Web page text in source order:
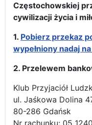
Częstochowskiej
cywilizacji życia i
1. Pobierz przekaz
wypełniony nadaj
2. Przelewem
Klub Przyjaciół
ul. Jaśkowa Dolina
80-286 Gdańsk